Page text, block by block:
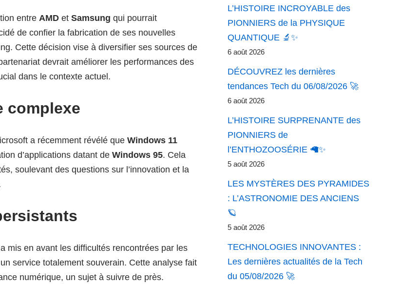
entre AMD et Samsung qui pourrait
de confier la fabrication de ses nouvelles
Cette décision vise à diversifier ses sources de
devrait améliorer les performances des
dans le contexte actuel.
complexe
a récemment révélé que Windows 11
d’applications datant de Windows 95. Cela
soulevant des questions sur l’innovation et la
a mis en avant les difficultés rencontrées par les
service totalement souverain. Cette analyse fait
numérique, un sujet à suivre de près.
L’HISTOIRE INCROYABLE des
PIONNIERS de la PHYSIQUE
QUANTIQUE 🔬✨
6 août 2026
DÉCOUVREZ les dernières
tendances Tech du 06/08/2026 🚀
6 août 2026
L’HISTOIRE SURPRENANTE des
PIONNIERS de
l’ENTHOZOOSÉRIE 🦙✨
5 août 2026
LES MYSTÈRES DES PYRAMIDES
: L’ASTRONOMIE DES ANCIENS
🪐
5 août 2026
TECHNOLOGIES INNOVANTES :
Les dernières actualités de la Tech
du 05/08/2026 🚀